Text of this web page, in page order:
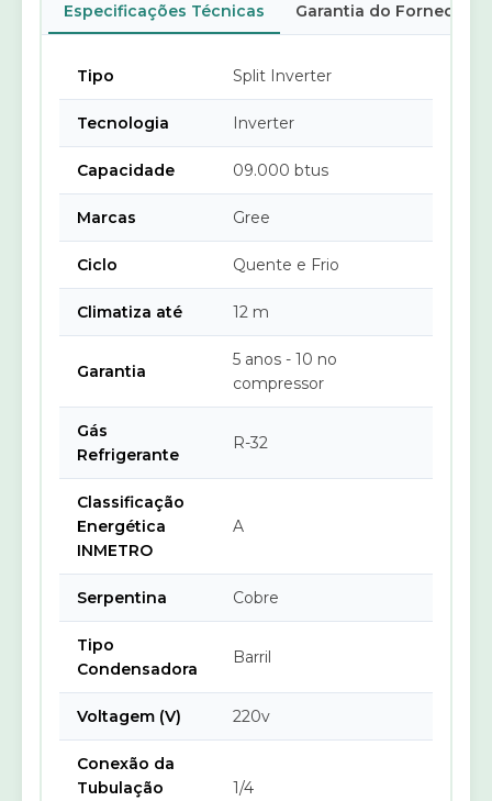
Especificações Técnicas Garantia do Fornecedor
Tipo Split Inverter
Tecnologia Inverter
Capacidade 09.000 btus
Marcas Gree
Ciclo Quente e Frio
Climatiza até 12 m
Garantia
5 anos - 10 no
compressor
Gás
Refrigerante
R-32
Classificação
Energética
INMETRO
A
Serpentina Cobre
Tipo
Condensadora
Barril
Voltagem (V) 220v
Conexão da
Tubulação
1/4